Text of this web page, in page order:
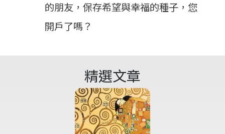
的朋友，保存希望與幸福的種子，您
開戶了嗎？
精選文章